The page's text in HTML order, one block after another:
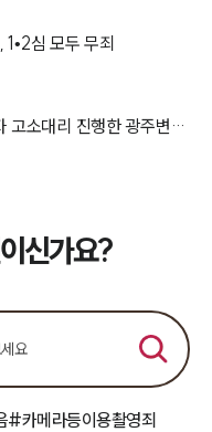
심 모두 무죄
광주성범죄변호사 사례 | 성착취 피해자 고소대리 진행한 광주변호사
신가요?
#카메라등이용촬영죄